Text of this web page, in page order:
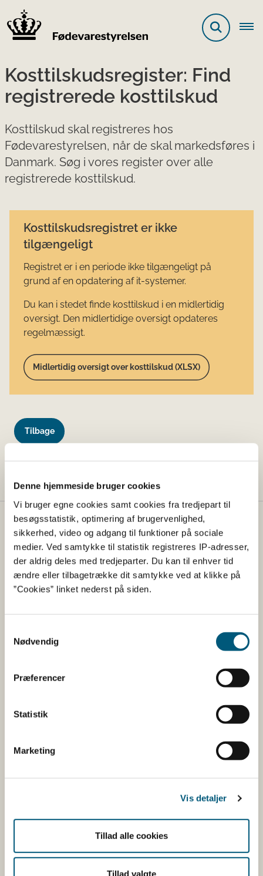
Denne hjemmeside bruger cookies
Vi bruger egne cookies samt cookies fra tredjepart til
besøgsstatistik, optimering af brugervenlighed,
sikkerhed, video og adgang til funktioner på sociale
medier. Ved samtykke til statistik registreres IP-adresser,
der aldrig deles med tredjeparter. Du kan til enhver tid
ændre eller tilbagetrække dit samtykke ved at klikke på
”Cookies” linket nederst på siden.
Nødvendig
Præferencer
Statistik
Marketing
Vis detaljer
Tillad alle cookies
Tillad valgte
Kosttilskudsregister: Find
registrerede kosttilskud
Kosttilskud skal registreres hos
Fødevarestyrelsen, når de skal markedsføres i
Danmark. Søg i vores register over alle
registrerede kosttilskud.
Kosttilskudsregistret er ikke
tilgængeligt
Registret er i en periode ikke tilgængeligt på
grund af en opdatering af it-systemer.
Du kan i stedet finde kosttilskud i en midlertidig
oversigt. Den midlertidige oversigt opdateres
regelmæssigt.
Midlertidig oversigt over kosttilskud (XLSX)
Tilbage
Fødevarestyrelsen
Fødevarestyrelsen er en styrelse under
Erhvervsministeriet. Styrelsen arbejder med hele
fødevarekæden fra jord til bord med fokus på
dyresundhed og sikker, sund mad. Vi står bag De
Fødevarestyrelsen
Tlf. 72 2​​​7 69 00
EAN
Fredag: 9-12